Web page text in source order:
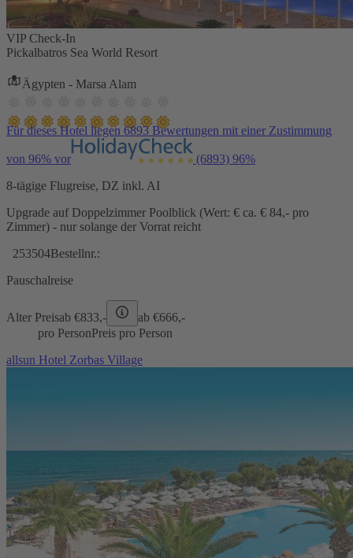
VIP Check-In
Pickalbatros Sea World Resort
Ägypten - Marsa Alam
Für dieses Hotel liegen 6893 Bewertungen mit einer Zustimmung
von 96% vor (6893) 96%
8-tägige Flugreise, DZ inkl. AI
Upgrade auf Doppelzimmer Poolblick (Wert: € ca. € 84,- pro
Zimmer) - nur solange der Vorrat reicht
253504Bestellnr.:
Pauschalreise
Alter Preisab €833,- ab €666,-
pro PersonPreis pro Person
allsun Hotel Zorbas Village